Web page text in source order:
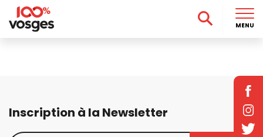
Inscription à la Newsletter
MENU